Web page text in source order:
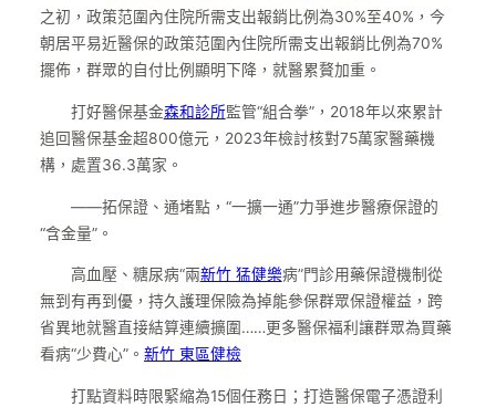
之初，政策范圍內住院所需支出報銷比例為30%至40%，今
朝居平易近醫保的政策范圍內住院所需支出報銷比例為70%
擺佈，群眾的自付比例顯明下降，就醫累贅加重。
打好醫保基金森和診所監管“組合拳”，2018年以來累計
追回醫保基金超800億元，2023年檢討核對75萬家醫藥機
構，處置36.3萬家。
——拓保證、通堵點，“一擴一通”力爭進步醫療保證的
“含金量”。
高血壓、糖尿病“兩新竹 猛健樂病”門診用藥保證機制從
無到有再到優，持久護理保險為掉能參保群眾保證權益，跨
省異地就醫直接結算連續擴圍……更多醫保福利讓群眾為買藥
看病“少費心”。 新竹 東區健檢
打點資料時限緊縮為15個任務日；打造醫保電子憑證利